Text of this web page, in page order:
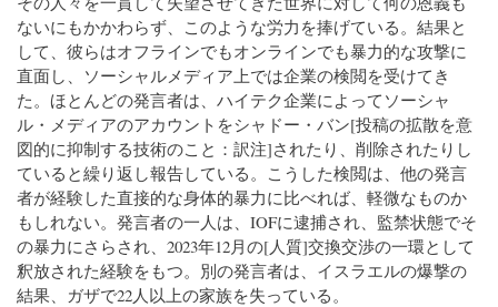
ないにもかかわらず、このような労力を捧げている。結果と
して、彼らはオフラインでもオンラインでも暴力的な攻撃に
直面し、ソーシャルメディア上では企業の検閲を受けてき
た。ほとんどの発言者は、ハイテク企業によってソーシャ
ル・メディアのアカウントをシャドー・バン[投稿の拡散を意
図的に抑制する技術のこと：訳注]されたり、削除されたりし
ていると繰り返し報告している。こうした検閲は、他の発言
者が経験した直接的な身体的暴力に比べれば、軽微なものか
もしれない。発言者の一人は、IOFに逮捕され、監禁状態でそ
の暴力にさらされ、2023年12月の[人質]交換交渉の一環として
釈放された経験をもつ。別の発言者は、イスラエルの爆撃の
結果、ガザで22人以上の家族を失っている。